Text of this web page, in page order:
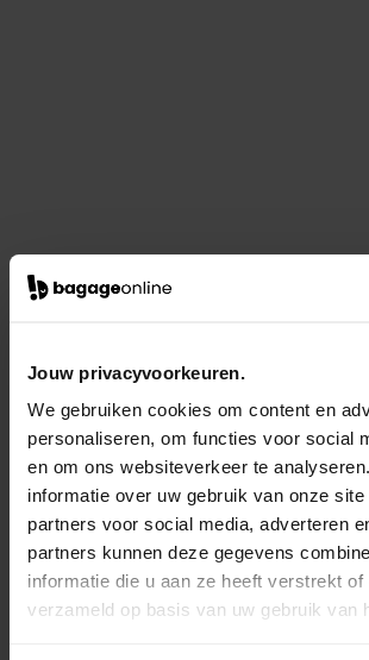
Jouw privacyvoorkeuren.
We gebruiken cookies om content en
personaliseren, om functies voor social
en om ons websiteverkeer te
informatie over uw gebruik van onze site
partners voor social media, adverteren
partners kunnen deze gegevens
informatie die u aan ze heeft verstrekt of
verzameld op basis van uw gebruik van